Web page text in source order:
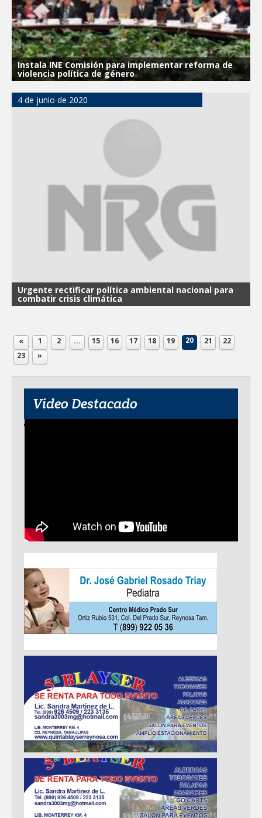
Instala INE Comisión para implementar reforma de
violencia política de género
4 de junio de 2020
Urgente rectificar política ambiental nacional para
combatir crisis climática
« 1 2 ... 15 16 17 18 19 20 21
22
23
»
Video Destacado